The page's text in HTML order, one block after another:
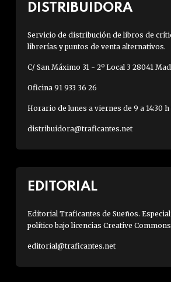
DISTRIBUIDORA
Servicio de distribución de libros de
librerías y puntos de venta alternativos.
C/ San Máximo 31 - 2º Local 3 28041
Oficina 91 933 36 26
Horario de lunes a viernes de 9 a 14:30 h
distribuidora@traficantes.net
EDITORIAL
Editorial Traficantes de Sueños.
político bajo licencias Creative
editorial@traficantes.net